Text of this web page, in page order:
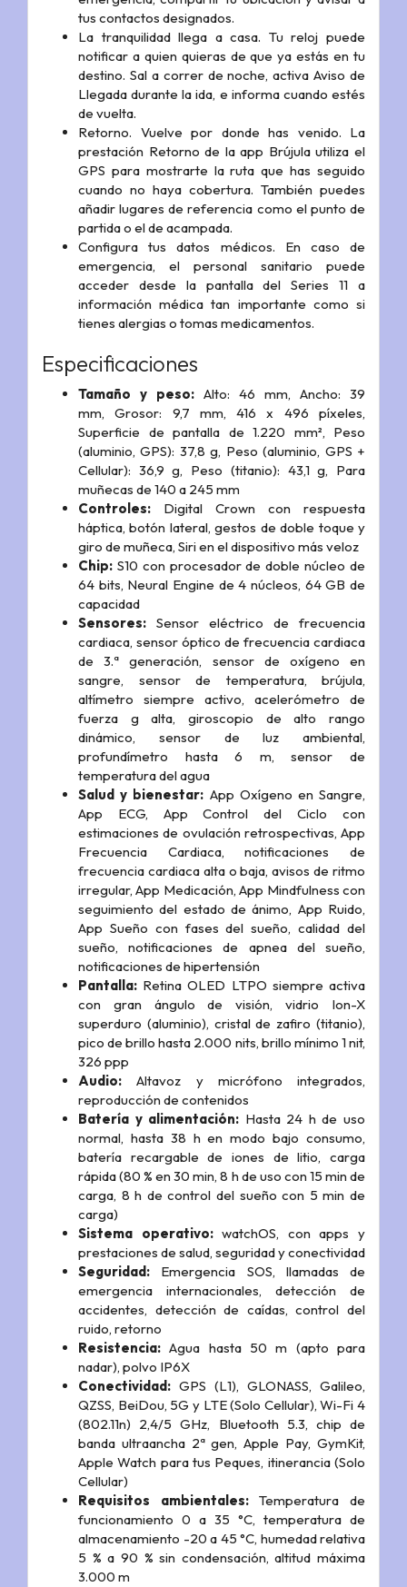
tus contactos designados.
La tranquilidad llega a casa. Tu reloj puede
notificar a quien quieras de que ya estás en tu
destino. Sal a correr de noche, activa Aviso de
Llegada durante la ida, e informa cuando estés
de vuelta.
Retorno. Vuelve por donde has venido. La
prestación Retorno de la app Brújula utiliza el
GPS para mostrarte la ruta que has seguido
cuando no haya cobertura. También puedes
añadir lugares de referencia como el punto de
partida o el de acampada.
Configura tus datos médicos. En caso de
emergencia, el personal sanitario puede
acceder desde la pantalla del Series 11 a
información médica tan importante como si
tienes alergias o tomas medicamentos.
Especificaciones
Tamaño y peso: Alto: 46 mm, Ancho: 39
mm, Grosor: 9,7 mm, 416 x 496 píxeles,
Superficie de pantalla de 1.220 mm², Peso
(aluminio, GPS): 37,8 g, Peso (aluminio, GPS +
Cellular): 36,9 g, Peso (titanio): 43,1 g, Para
muñecas de 140 a 245 mm
Controles: Digital Crown con respuesta
háptica, botón lateral, gestos de doble toque y
giro de muñeca, Siri en el dispositivo más veloz
Chip: S10 con procesador de doble núcleo de
64 bits, Neural Engine de 4 núcleos, 64 GB de
capacidad
Sensores: Sensor eléctrico de frecuencia
cardiaca, sensor óptico de frecuencia cardiaca
de 3.ª generación, sensor de oxígeno en
sangre, sensor de temperatura, brújula,
altímetro siempre activo, acelerómetro de
fuerza g alta, giroscopio de alto rango
dinámico, sensor de luz ambiental,
profundímetro hasta 6 m, sensor de
temperatura del agua
Salud y bienestar: App Oxígeno en Sangre,
App ECG, App Control del Ciclo con
estimaciones de ovulación retrospectivas, App
Frecuencia Cardiaca, notificaciones de
frecuencia cardiaca alta o baja, avisos de ritmo
irregular, App Medicación, App Mindfulness con
seguimiento del estado de ánimo, App Ruido,
App Sueño con fases del sueño, calidad del
sueño, notificaciones de apnea del sueño,
notificaciones de hipertensión
Pantalla: Retina OLED LTPO siempre activa
con gran ángulo de visión, vidrio Ion-X
superduro (aluminio), cristal de zafiro (titanio),
pico de brillo hasta 2.000 nits, brillo mínimo 1 nit,
326 ppp
Audio: Altavoz y micrófono integrados,
reproducción de contenidos
Batería y alimentación: Hasta 24 h de uso
normal, hasta 38 h en modo bajo consumo,
batería recargable de iones de litio, carga
rápida (80 % en 30 min, 8 h de uso con 15 min de
carga, 8 h de control del sueño con 5 min de
carga)
Sistema operativo:watchOS, con apps y
prestaciones de salud, seguridad y conectividad
Seguridad: Emergencia SOS, llamadas de
emergencia internacionales, detección de
accidentes, detección de caídas, control del
ruido, retorno
Resistencia: Agua hasta 50 m (apto para
nadar), polvo IP6X
Conectividad: GPS (L1), GLONASS, Galileo,
QZSS, BeiDou, 5G y LTE (Solo Cellular), Wi-Fi 4
(802.11n) 2,4/5 GHz, Bluetooth 5.3, chip de
banda ultraancha 2ª gen, Apple Pay, GymKit,
Apple Watch para tus Peques, itinerancia (Solo
Cellular)
Requisitos ambientales:Temperatura de
funcionamiento 0 a 35 °C, temperatura de
almacenamiento -20 a 45 °C, humedad relativa
5 % a 90 % sin condensación, altitud máxima
3.000 m